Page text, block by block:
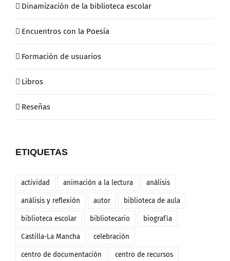
Dinamización de la biblioteca escolar
Encuentros con la Poesía
Formación de usuarios
Libros
Reseñas
ETIQUETAS
actividad animación a la lectura análisis
análisis y reflexión autor biblioteca de aula
biblioteca escolar bibliotecario biografía
Castilla-La Mancha celebración
centro de documentación centro de recursos